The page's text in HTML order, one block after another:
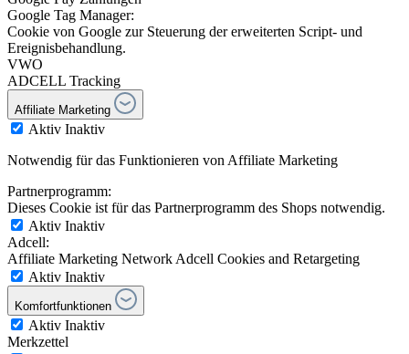
Google Tag Manager:
Cookie von Google zur Steuerung der erweiterten Script- und
Ereignisbehandlung.
VWO
ADCELL Tracking
Affiliate Marketing
Aktiv Inaktiv
Notwendig für das Funktionieren von Affiliate Marketing
Partnerprogramm:
Dieses Cookie ist für das Partnerprogramm des Shops notwendig.
Aktiv Inaktiv
Adcell:
Affiliate Marketing Network Adcell Cookies and Retargeting
Aktiv Inaktiv
Komfortfunktionen
Aktiv Inaktiv
Merkzettel